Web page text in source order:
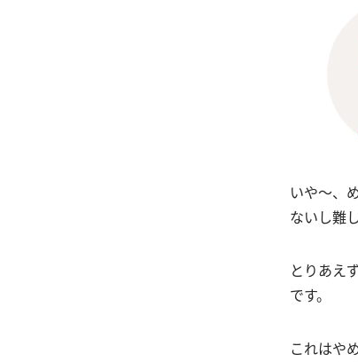
いや〜、
ないし難
とりあえ
です。
これはや